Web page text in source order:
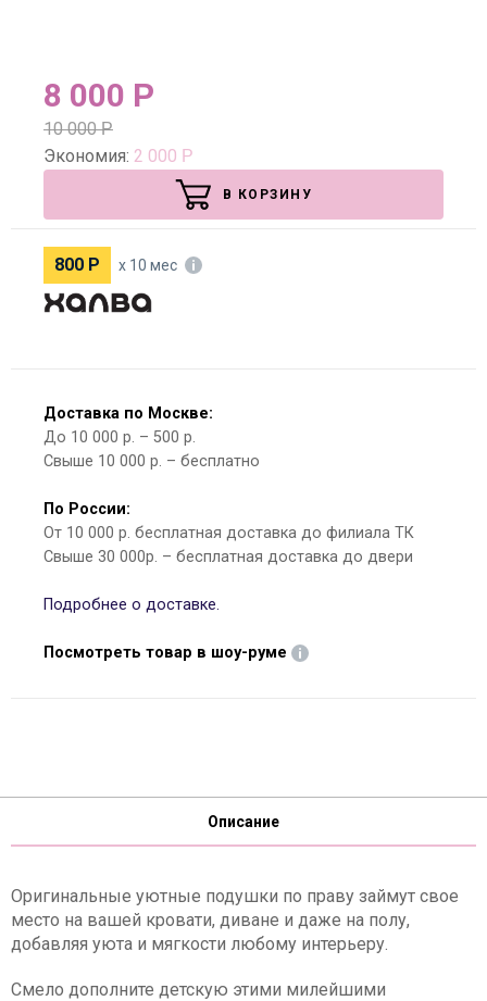
8 000 Р
10 000Р
Экономия: 2 000 Р
В КОРЗИНУ
800 Р х 10 мес
Доставка по Москве:
До 10 000 р. – 500 р.
Свыше 10 000 р. – бесплатно
По России:
От 10 000 р. бесплатная доставка до филиала ТК
Свыше 30 000р. – бесплатная доставка до двери
Подробнее о доставке.
Посмотреть товар в шоу-руме
Описание
Оригинальные уютные подушки по праву займут свое
место на вашей кровати, диване и даже на полу,
добавляя уюта и мягкости любому интерьеру.
Смело дополните детскую этими милейшими